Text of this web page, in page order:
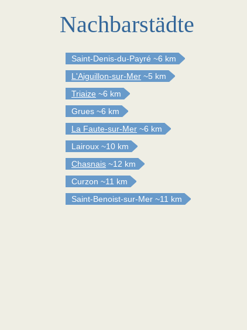
Nachbarstädte
Saint-Denis-du-Payré ~6 km
L'Aiguillon-sur-Mer ~5 km
Triaize ~6 km
Grues ~6 km
La Faute-sur-Mer ~6 km
Lairoux ~10 km
Chasnais ~12 km
Curzon ~11 km
Saint-Benoist-sur-Mer ~11 km